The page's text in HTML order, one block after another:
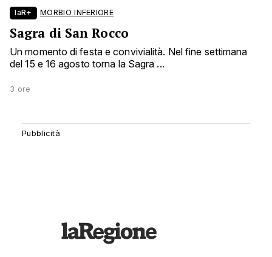
laR+ MORBIO INFERIORE
Sagra di San Rocco
Un momento di festa e convivialità. Nel fine settimana
del 15 e 16 agosto torna la Sagra ...
3 ore